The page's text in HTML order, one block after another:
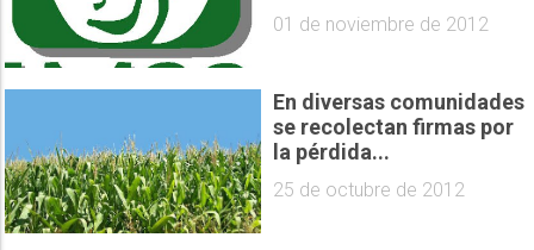
01 de noviembre de 2012
En diversas comunidades
se recolectan firmas por
la pérdida...
25 de octubre de 2012